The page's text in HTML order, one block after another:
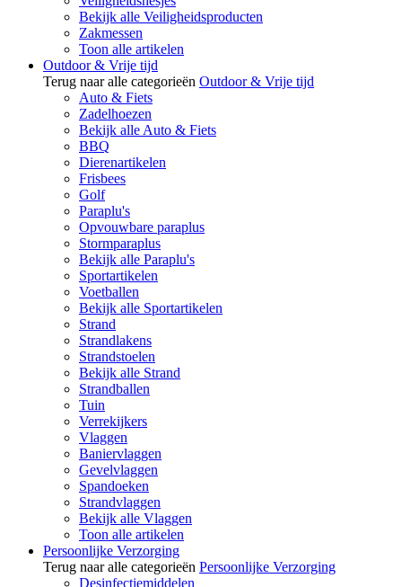
Bekijk alle Veiligheidsproducten
Zakmessen
Toon alle artikelen
Outdoor & Vrije tijd
Terug naar alle categorieën Outdoor & Vrije tijd
Auto & Fiets
Zadelhoezen
Bekijk alle Auto & Fiets
BBQ
Dierenartikelen
Frisbees
Golf
Paraplu's
Opvouwbare paraplus
Stormparaplus
Bekijk alle Paraplu's
Sportartikelen
Voetballen
Bekijk alle Sportartikelen
Strand
Strandlakens
Strandstoelen
Bekijk alle Strand
Strandballen
Tuin
Verrekijkers
Vlaggen
Baniervlaggen
Gevelvlaggen
Spandoeken
Strandvlaggen
Bekijk alle Vlaggen
Toon alle artikelen
Persoonlijke Verzorging
Terug naar alle categorieën Persoonlijke Verzorging
Desinfectiemiddelen